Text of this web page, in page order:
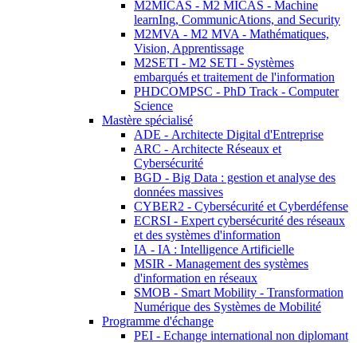
M2MICAS - M2 MICAS - Machine
learnIng, CommunicAtions, and Security
M2MVA - M2 MVA - Mathématiques,
Vision, Apprentissage
M2SETI - M2 SETI - Systèmes
embarqués et traitement de l'information
PHDCOMPSC - PhD Track - Computer
Science
Mastère spécialisé
ADE - Architecte Digital d'Entreprise
ARC - Architecte Réseaux et
Cybersécurité
BGD - Big Data : gestion et analyse des
données massives
CYBER2 - Cybersécurité et Cyberdéfense
ECRSI - Expert cybersécurité des réseaux
et des systèmes d'information
IA - IA : Intelligence Artificielle
MSIR - Management des systèmes
d'information en réseaux
SMOB - Smart Mobility - Transformation
Numérique des Systèmes de Mobilité
Programme d'échange
PEI - Echange international non diplomant